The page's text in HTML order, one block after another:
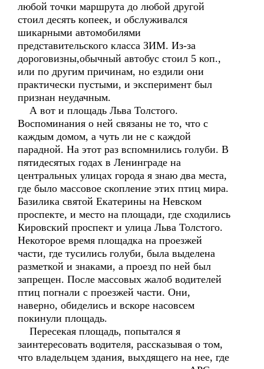
любой точки маршрута до любой другой
стоил десять копеек, и обслуживался
шикарными автомобилями
представительского класса ЗИМ. Из-за
дороговизны,обычный автобус стоил 5 коп.,
или по другим причинам, но ездили они
практически пустыми, и эксперимент был
признан неудачным.
А вот и площадь Льва Толстого.
Воспоминания о ней связаны не то, что с
каждым домом, а чуть ли не с каждой
парадной. На этот раз вспомнились голуби. В
пятидесятых годах в Ленинграде на
центральных улицах города я знаю два места,
где было массовое скопление этих птиц мира.
Базилика святой Екатерины на Невском
проспекте, и место на площади, где сходились
Кировский проспект и улица Льва Толстого.
Некоторое время площадка на проезжей
части, где тусились голуби, была выделена
разметкой и знаками, а проезд по ней был
запрещен. После массовых жалоб водителей
птиц погнали с проезжей части. Они,
наверно, обиделись и вскоре насовсем
покинули площадь.
Пересекая площадь, попытался я
заинтересовать водителя, рассказывая о том,
что владельцем здания, выхдящего на нее, где